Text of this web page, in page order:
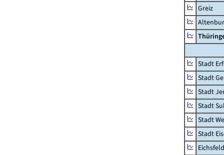
Greiz
Stadt
Stadt
Stadt
Stadt
Stadt
Stadt
Eichsfeld